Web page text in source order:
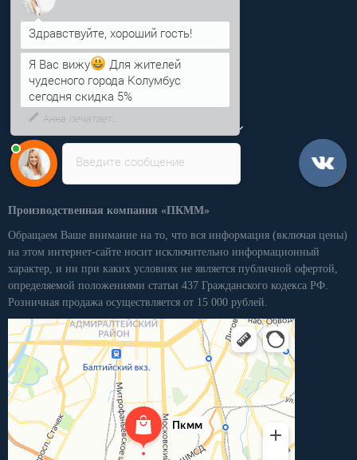
Информация
Производственная компания «ПКММ»
Обращаем Ваше внимание на то, что вся информация (включая цены)
на этом интернет-сайте носит исключительно информационный
характер, и ни при каких условиях не является публичной офертой,
определяемой положениями статьи 437 Гражданского кодекса РФ.
Розничная продажа осуществляется от 15 000 рублей.
Введите сообщение
Здравствуйте, хороший гость!
Я Вас вижу
Для жителей
чудесного города Колумбус
сегодня скидка 5%